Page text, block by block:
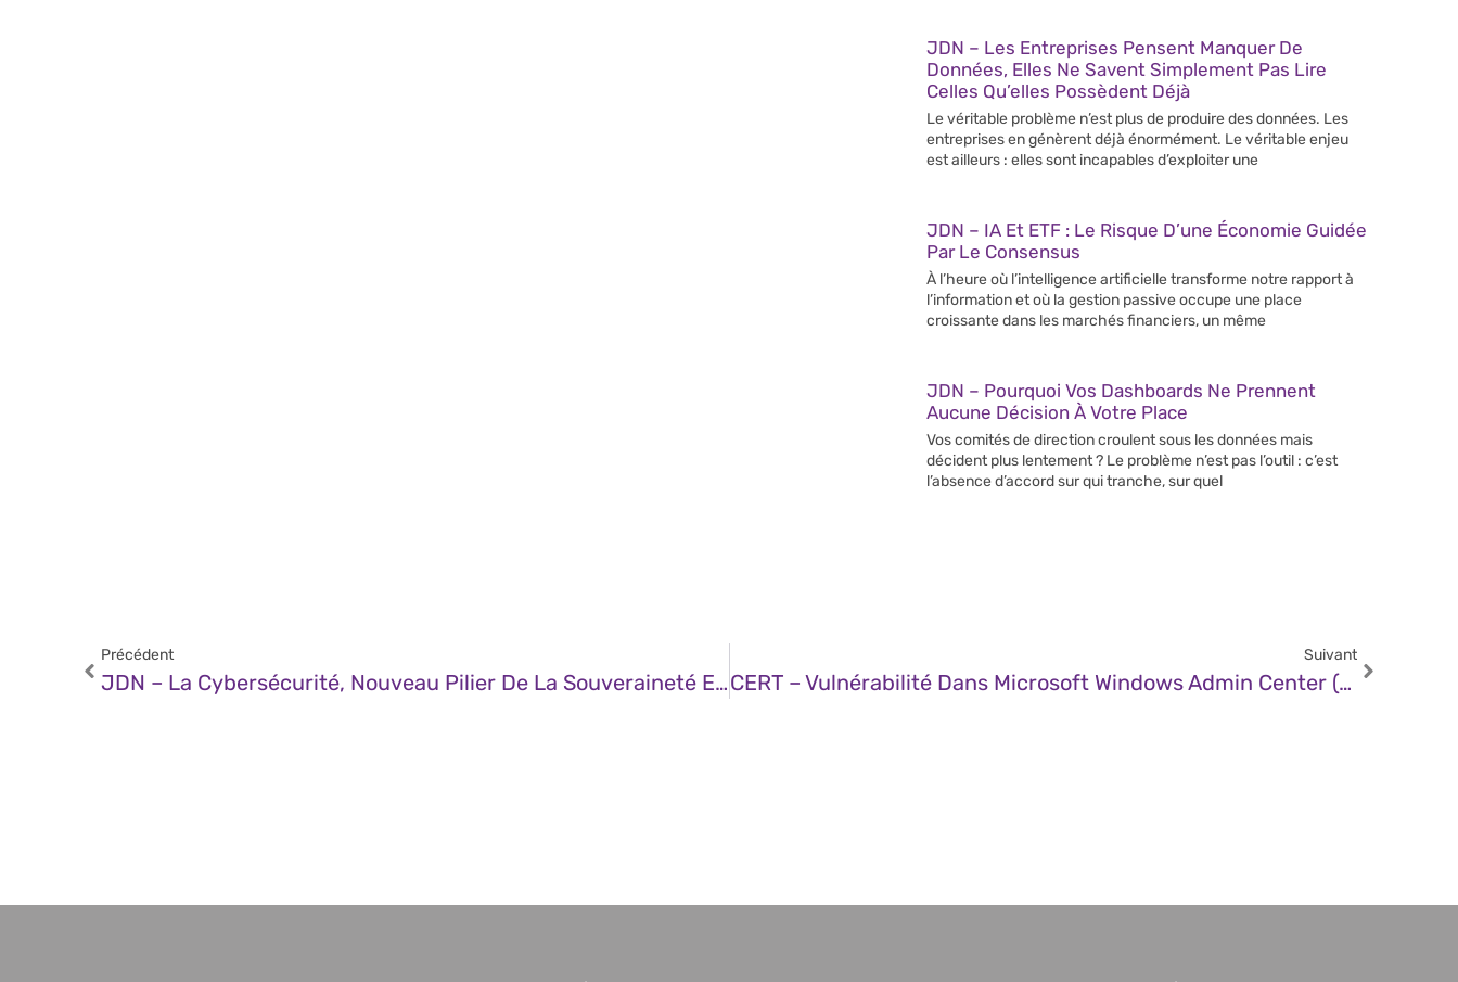
JDN – Les Entreprises Pensent Manquer De
Données, Elles Ne Savent Simplement Pas Lire
Celles Qu’elles Possèdent Déjà
Le véritable problème n’est plus de produire des données. Les
entreprises en génèrent déjà énormément. Le véritable enjeu
est ailleurs : elles sont incapables d’exploiter une
JDN – IA Et ETF : Le Risque D’une Économie Guidée
Par Le Consensus
À l’heure où l’intelligence artificielle transforme notre rapport à
l’information et où la gestion passive occupe une place
croissante dans les marchés financiers, un même
JDN – Pourquoi Vos Dashboards Ne Prennent
Aucune Décision À Votre Place
Vos comités de direction croulent sous les données mais
décident plus lentement ? Le problème n’est pas l’outil : c’est
l’absence d’accord sur qui tranche, sur quel
Précédent
JDN – La Cybersécurité, Nouveau Pilier De La Souveraineté Européenne
Suivant
CERT – Vulnérabilité Dans Microsoft Windows Admin Center (12 Décembre 2025)